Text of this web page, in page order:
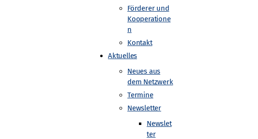
Förderer und
Kooperatione
n
Kontakt
Aktuelles
Neues aus
dem Netzwerk
Termine
Newsletter
Newslet
ter